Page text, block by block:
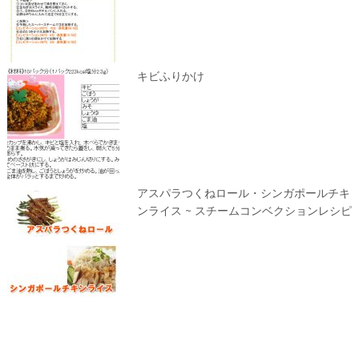
キビふりかけ
アスパラつくねロール・シンガポールチキ
ンライス ~ スチームコンベクションレシピ